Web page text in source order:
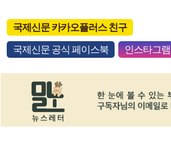
국제신문 카카오플러스 친구
국제신문 공식 페이스북 인스타그램